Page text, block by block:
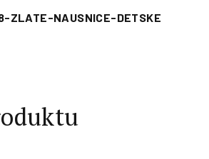
ZLATE-NAUSNICE-DETSKE